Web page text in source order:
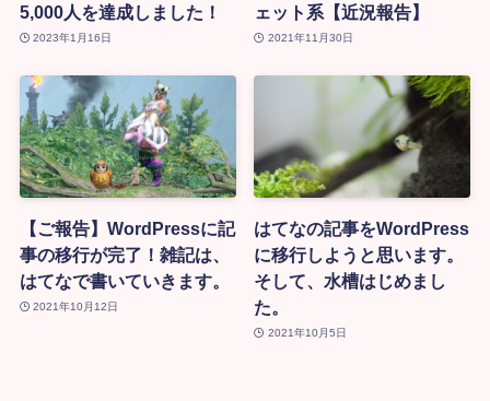
5,000人を達成しました！
2023年1月16日
ェット系【近況報告】
2021年11月30日
【ご報告】WordPressに記
事の移行が完了！雑記は、
はてなで書いていきます。
2021年10月12日
はてなの記事をWordPress
に移行しようと思います。
そして、水槽はじめまし
た。
2021年10月5日